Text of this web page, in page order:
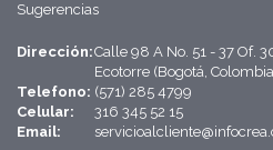
Sugerencias
Dirección:Calle 98 A No. 51 - 37 Of.
Ecotorre (Bogotá,
Telefono: (571) 285 4799
Celular:
316 345 52 15
Email: